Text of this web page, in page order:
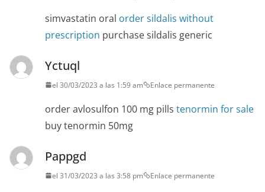
simvastatin oral order sildalis without
prescription purchase sildalis generic
Yctuql
el 30/03/2023 a las 1:59 am Enlace permanente
order avlosulfon 100 mg pills tenormin for sale
buy tenormin 50mg
Pappgd
el 31/03/2023 a las 3:58 pm Enlace permanente